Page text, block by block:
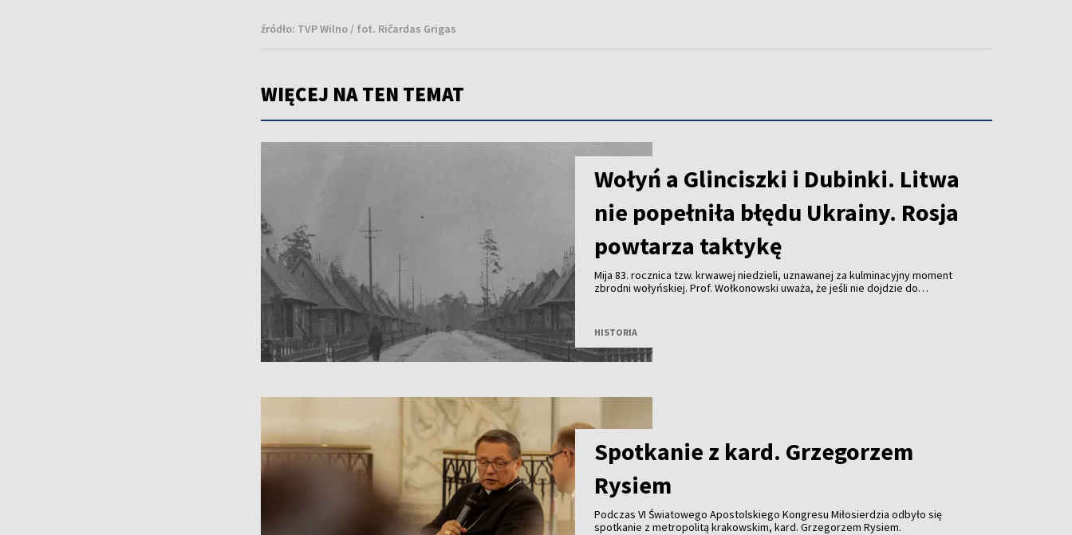
źródło: TVP Wilno / fot. Ričardas Grigas
WIĘCEJ NA TEN TEMAT
Wołyń a Glinciszki i Dubinki. Litwa
nie popełniła błędu Ukrainy. Rosja
powtarza taktykę
Mija 83. rocznica tzw. krwawej niedzieli, uznawanej za kulminacyjny moment
zbrodni wołyńskiej. Prof. Wołkonowski uważa, że jeśli nie dojdzie do
celów propagandowych. Jak zaznacza, później będzie eksponować także
polskie akcje odwetowe, które w ukraińskiej narracji mogą zostać
przedstawione jako jeszcze większe zbrodnie. „Jest tylko jeden sposób, by to
zatrzymać” – podkreśla badacz.
HISTORIA
Spotkanie z kard. Grzegorzem
Rysiem
Podczas VI Światowego Apostolskiego Kongresu Miłosierdzia odbyło się
spotkanie z metropolitą krakowskim, kard. Grzegorzem Rysiem.